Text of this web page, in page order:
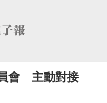
會 主動對接